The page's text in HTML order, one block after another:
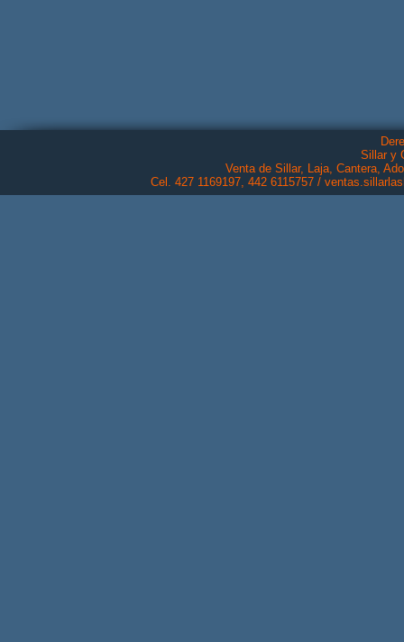
Sillar y
Venta de Sillar, Laja, Cantera,
Cel. 427 1169197, 442 6115757​ /